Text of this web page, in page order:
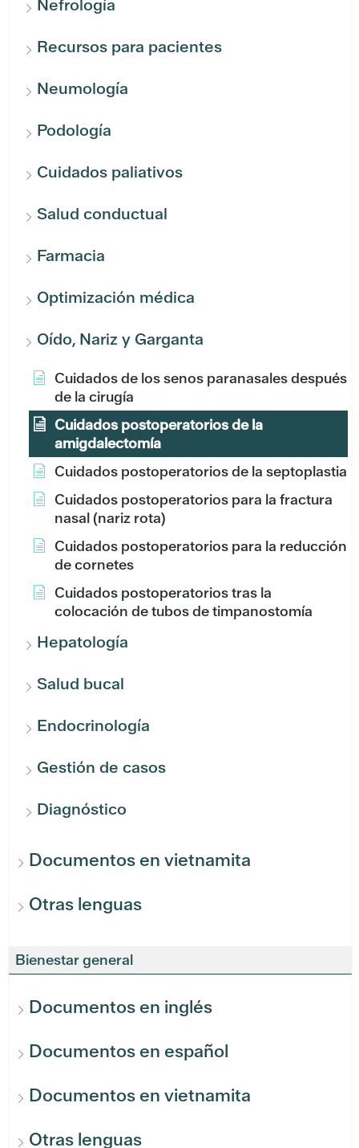
Nefrología
Recursos para pacientes
Neumología
Podología
Cuidados paliativos
Salud conductual
Farmacia
Optimización médica
Oído, Nariz y Garganta
Cuidados de los senos paranasales después
de la cirugía
Cuidados postoperatorios de la
amigdalectomía
Cuidados postoperatorios de la septoplastia
Cuidados postoperatorios para la fractura
nasal (nariz rota)
Cuidados postoperatorios para la reducción
de cornetes
Cuidados postoperatorios tras la
colocación de tubos de timpanostomía
Hepatología
Salud bucal
Endocrinología
Gestión de casos
Diagnóstico
Documentos en vietnamita
Otras lenguas
Bienestar general
Documentos en inglés
Documentos en español
Documentos en vietnamita
Otras lenguas